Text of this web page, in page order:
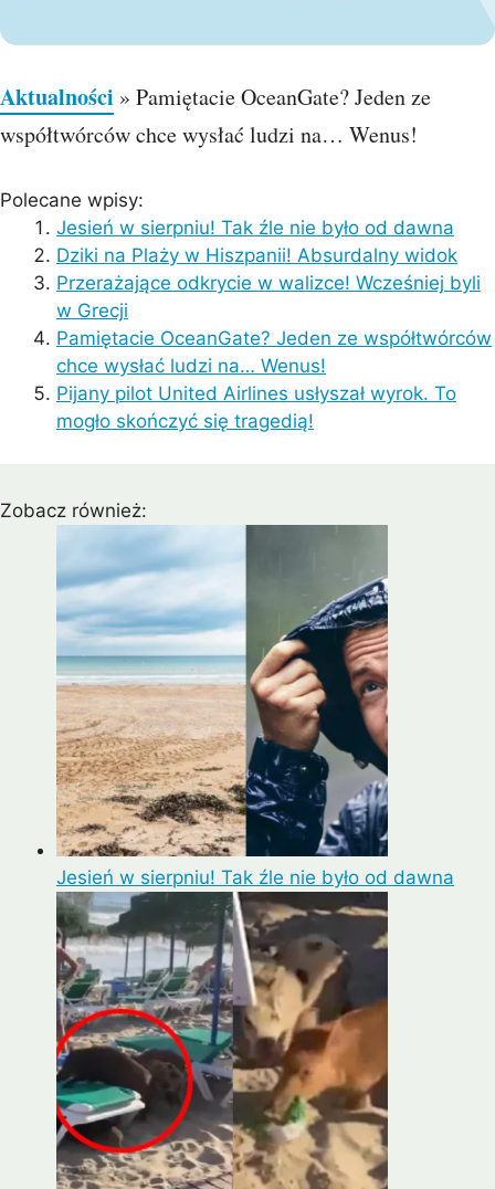
Aktualności » Pamiętacie OceanGate? Jeden ze
współtwórców chce wysłać ludzi na… Wenus!
Polecane wpisy:
Jesień w sierpniu! Tak źle nie było od dawna
Dziki na Plaży w Hiszpanii! Absurdalny widok
Przerażające odkrycie w walizce! Wcześniej byli
w Grecji
Pamiętacie OceanGate? Jeden ze współtwórców
chce wysłać ludzi na… Wenus!
Pijany pilot United Airlines usłyszał wyrok. To
mogło skończyć się tragedią!
Zobacz również:
Jesień w sierpniu! Tak źle nie było od dawna